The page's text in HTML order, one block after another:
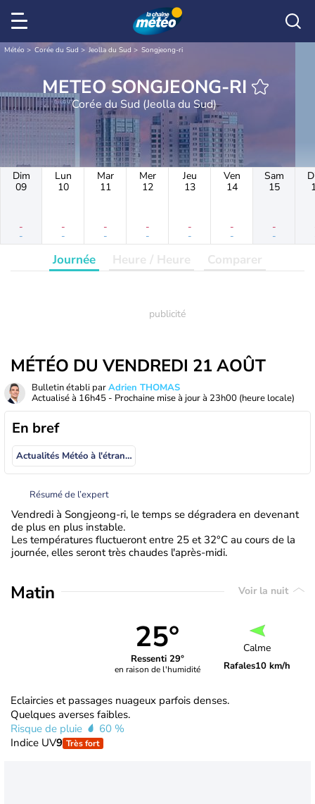
Météo Corée du Sud Jeolla du Sud Songjeong-ri
METEO SONGJEONG-RI
Corée du Sud (Jeolla du Sud)
Dim
09
-
-
Lun
10
-
-
Mar
11
-
-
Mer
12
-
-
Jeu
13
-
-
Ven
14
-
-
Sam
15
-
-
Journée Heure / Heure Comparer
MÉTÉO DU VENDREDI 21 AOÛT
Bulletin établi parAdrien THOMAS
Actualisé à 16h45 - Prochaine mise à jour à 23h00 (heure locale)
En bref
Actualités Météo à l'étranger
Résumé de l’expert
Vendredi à Songjeong-ri, le temps se dégradera en devenant
de plus en plus instable.
Les températures fluctueront entre 25 et 32°C au cours de la
journée, elles seront très chaudes l'après-midi.
Matin Voir la nuit
25°
Ressenti 29°
en raison de l'humidité
Calme
Rafales10 km/h
Eclaircies et passages nuageux parfois denses.
Quelques averses faibles.
Risque de pluie
60 %
Indice UV9 Très fort